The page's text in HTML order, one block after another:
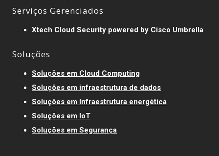
Serviços Gerenciados
Xtech Cloud Security powered by Cisco Umbrella
Soluções
Soluções em Cloud Computing
Soluções em infraestrutura de dados
Soluções em Infraestrutura energética
Soluções em IoT
Soluções em Segurança